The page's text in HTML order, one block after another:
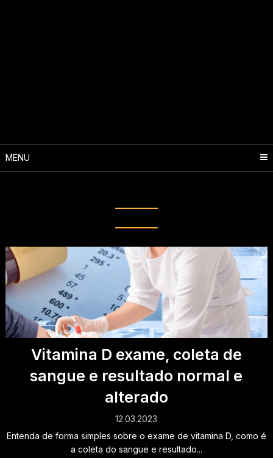
MENU
Vitamina D exame, coleta de
sangue e resultado normal e
alterado
12.03.2023
Entenda de forma simples sobre o exame de vitamina D, como é
a coleta do sangue e resultado...